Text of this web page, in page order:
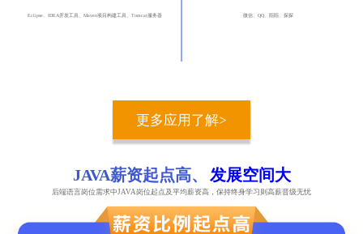
Eclipse、IDEA开发工具、Maven项目构建工具、Tomcat服务器 微信、QQ、陌陌、探探
更多应用了解>
JAVA薪资起点高、 发展空间大
后端语言岗位需求中JAVA岗位起点及平均薪资高，保持终身学习则高薪晋级无忧